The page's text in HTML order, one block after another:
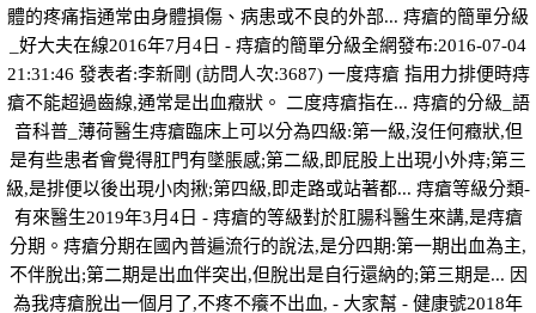
體的疼痛指通常由身體損傷、病患或不良的外部... 痔瘡的簡單分級
_好大夫在線2016年7月4日 - 痔瘡的簡單分級全網發布:2016-07-04
21:31:46 發表者:李新剛 (訪問人次:3687) 一度痔瘡 指用力排便時痔
瘡不能超過齒線,通常是出血癥狀。 二度痔瘡指在... 痔瘡的分級_語
音科普_薄荷醫生痔瘡臨床上可以分為四級:第一級,沒任何癥狀,但
是有些患者會覺得肛門有墜脹感;第二級,即屁股上出現小外痔;第三
級,是排便以後出現小肉揪;第四級,即走路或站著都... 痔瘡等級分類-
有來醫生2019年3月4日 - 痔瘡的等級對於肛腸科醫生來講,是痔瘡
分期。痔瘡分期在國內普遍流行的說法,是分四期:第一期出血為主,
不伴脫出;第二期是出血伴突出,但脫出是自行還納的;第三期是... 因
為我痔瘡脫出一個月了,不疼不癢不出血, - 大家幫 - 健康號2018年